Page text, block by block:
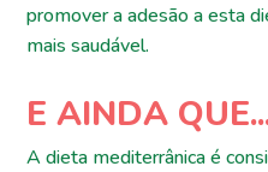
promover a adesão a esta
mais saudável.
E AINDA
A dieta mediterrânica é